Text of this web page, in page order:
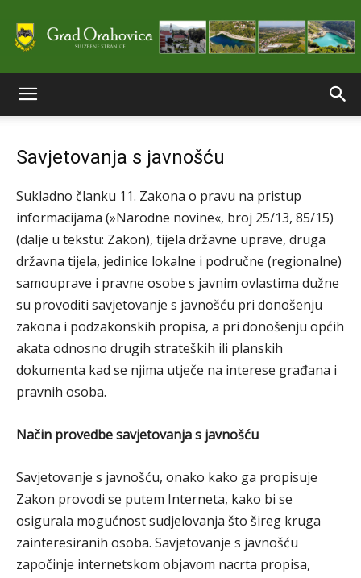
stranice
Grada
Orahovice
Savjetovanja s javnošću
Sukladno članku 11. Zakona o pravu na pristup
informacijama (»Narodne novine«, broj 25/13, 85/15)
(dalje u tekstu: Zakon), tijela državne uprave, druga
državna tijela, jedinice lokalne i područne (regionalne)
samouprave i pravne osobe s javnim ovlastima dužne
su provoditi savjetovanje s javnošću pri donošenju
zakona i podzakonskih propisa, a pri donošenju općih
akata odnosno drugih strateških ili planskih
dokumenta kad se njima utječe na interese građana i
pravnih osoba.
Način provedbe savjetovanja s javnošću
Savjetovanje s javnošću, onako kako ga propisuje
Zakon provodi se putem Interneta, kako bi se
osigurala mogućnost sudjelovanja što šireg kruga
zainteresiranih osoba. Savjetovanje s javnošću
započinje internetskom objavom nacrta propisa,